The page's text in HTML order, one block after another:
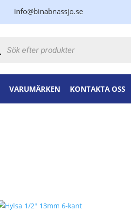
info@binabnassjo.se
VARUMÄRKEN KONTAKTA OSS